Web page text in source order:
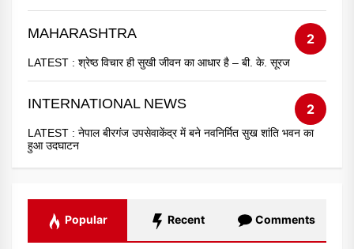
MAHARASHTRA 2
LATEST : श्रेष्ठ विचार ही सुखी जीवन का आधार है – बी. के. सूरज
INTERNATIONAL NEWS 2
LATEST : नेपाल बीरगंज उपसेवाकेंद्र में बने नवनिर्मित सुख शांति भवन का
हुआ उदघाटन
Popular Recent Comments